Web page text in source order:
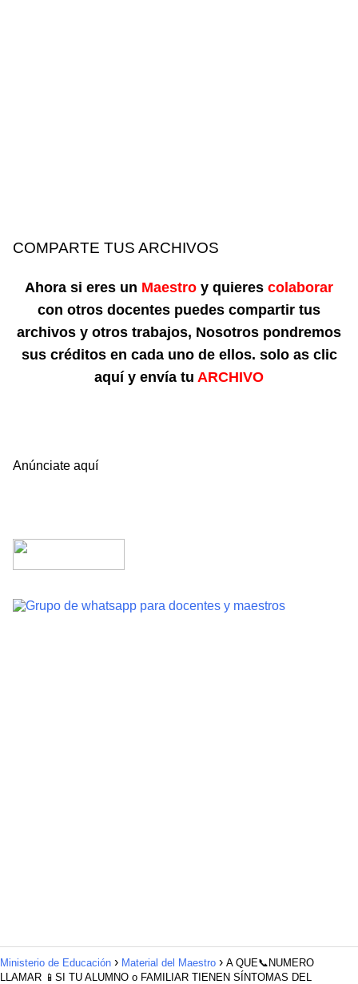
COMPARTE TUS ARCHIVOS
Ahora si eres un Maestro y quieres colaborar
con otros docentes puedes compartir tus
archivos y otros trabajos, Nosotros pondremos
sus créditos en cada uno de ellos. solo as clic
aquí y envía tu ARCHIVO
Anúnciate aquí
Ministerio de Educación Material del Maestro
A QUE📞NUMERO
LLAMAR 📱SI TU ALUMNO o FAMILIAR TIENEN SÍNTOMAS DEL